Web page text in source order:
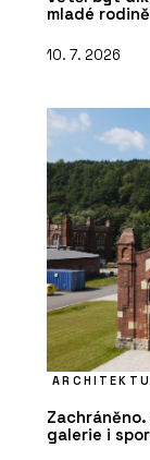
mladé
10. 7. 2026
galerie i